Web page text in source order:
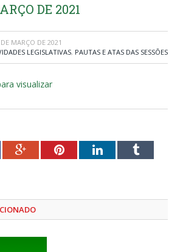
DE 2021
MARÇO DE 2021
LEGISLATIVAS, PAUTAS E ATAS DAS SESSÕES
visualizar
Google+PinterestLinkedInTumblr